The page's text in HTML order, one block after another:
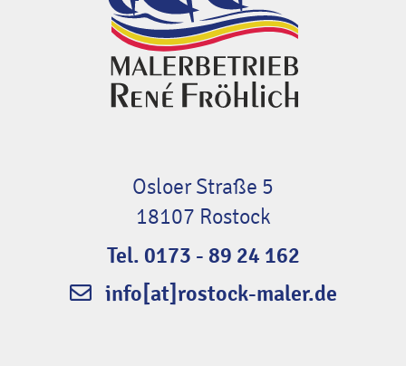
Osloer Straße 5
18107 Rostock
Tel. 0173 - 89 24 162
info[at]rostock-maler.de